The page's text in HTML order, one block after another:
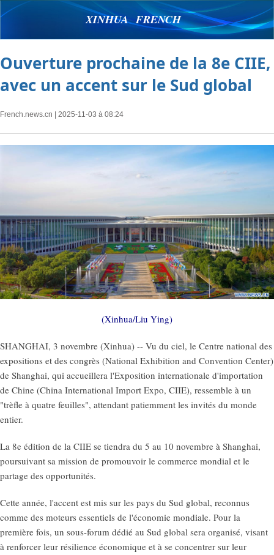
XINHUA FRENCH
Ouverture prochaine de la 8e CIIE,
avec un accent sur le Sud global
French.news.cn | 2025-11-03 à 08:24
(Xinhua/Liu Ying)
SHANGHAI, 3 novembre (Xinhua) -- Vu du ciel, le Centre national des
expositions et des congrès (National Exhibition and Convention Center)
de Shanghai, qui accueillera l'Exposition internationale d'importation
de Chine (China International Import Expo, CIIE), ressemble à un
"trèfle à quatre feuilles", attendant patiemment les invités du monde
entier.
La 8e édition de la CIIE se tiendra du 5 au 10 novembre à Shanghai,
poursuivant sa mission de promouvoir le commerce mondial et le
partage des opportunités.
Cette année, l'accent est mis sur les pays du Sud global, reconnus
comme des moteurs essentiels de l'économie mondiale. Pour la
première fois, un sous-forum dédié au Sud global sera organisé, visant
à renforcer leur résilience économique et à se concentrer sur leur